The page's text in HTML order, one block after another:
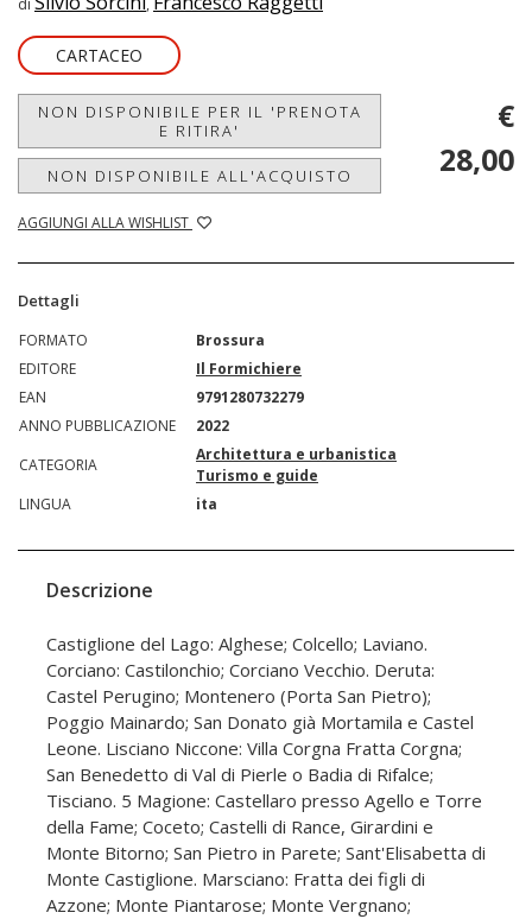
di ,
CARTACEO
NON DISPONIBILE PER IL 'PRENOTA
E RITIRA'
NON DISPONIBILE ALL'ACQUISTO
AGGIUNGI ALLA WISHLIST
€
28,00
Dettagli
FORMATO
Brossura
EDITORE
Il Formichiere
EAN
9791280732279
ANNO PUBBLICAZIONE
2022
CATEGORIA
Architettura e urbanistica
Turismo e guide
LINGUA
ita
Descrizione
Castiglione del Lago: Alghese; Colcello; Laviano.
Corciano: Castilonchio; Corciano Vecchio. Deruta:
Castel Perugino; Montenero (Porta San Pietro);
Poggio Mainardo; San Donato già Mortamila e Castel
Leone. Lisciano Niccone: Villa Corgna Fratta Corgna;
San Benedetto di Val di Pierle o Badia di Rifalce;
Tisciano. 5 Magione: Castellaro presso Agello e Torre
della Fame; Coceto; Castelli di Rance, Girardini e
Monte Bitorno; San Pietro in Parete; Sant'Elisabetta di
Monte Castiglione. Marsciano: Fratta dei figli di
Azzone; Monte Piantarose; Monte Vergnano;